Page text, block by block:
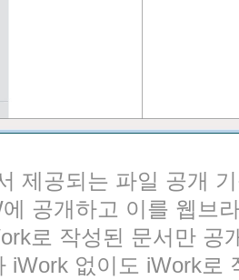
제공되는 파일 공개
공개하고 이를 웹브
로 작성된 문서만 공
iWork 없이도 iWork로